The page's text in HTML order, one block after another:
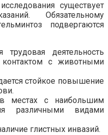
существует
Обязательному
подвергаются
трудовая деятельность
с животными
стойкое повышение
местах с наибольшим
различными видами
глистных инвазий.